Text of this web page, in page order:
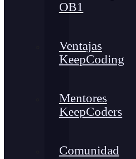
OB1
Ventajas
KeepCoding
Mentores
KeepCoders
Comunidad